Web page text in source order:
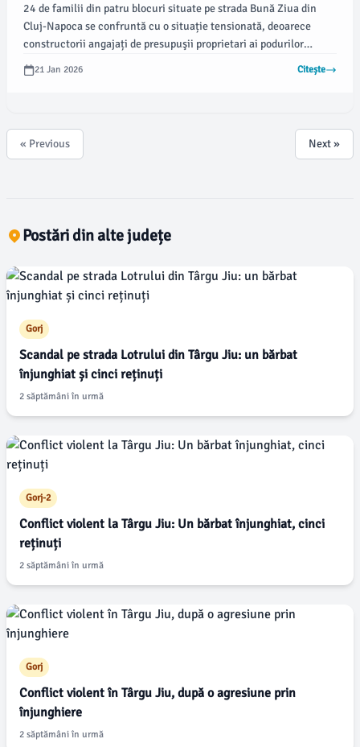
Bună Ziua
24 de familii din patru blocuri situate pe strada Bună Ziua din
Cluj-Napoca se confruntă cu o situație tensionată, deoarece
constructorii angajați de presupuşii proprietari ai podurilor
încearcă să efectueze lucrări fără autorizație și fără acordul
locatarilor. ȘTIRI DE CLUJ relatează că, deși au sesizat poliția
21 Jan 2026 Citește
« Previous Next »
Postări din alte județe
Gorj
Scandal pe strada Lotrului din Târgu Jiu: un bărbat
înjunghiat și cinci reținuți
2 săptămâni în urmă
Gorj-2
Conflict violent la Târgu Jiu: Un bărbat înjunghiat, cinci
reținuți
2 săptămâni în urmă
Gorj
Conflict violent în Târgu Jiu, după o agresiune prin
înjunghiere
2 săptămâni în urmă